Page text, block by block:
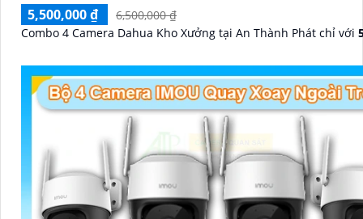
5,500,000 ₫
6,500,000 ₫
Combo 4 Camera Dahua Kho Xưởng tại An Thành Phát chỉ với